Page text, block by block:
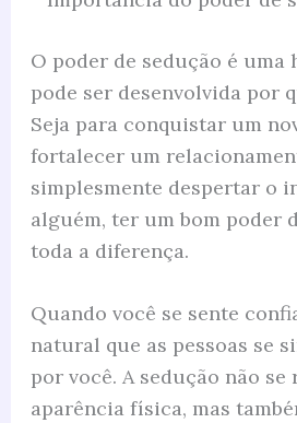
O poder de sedução é uma
pode ser desenvolvida por
Seja para conquistar um
fortalecer um
simplesmente despertar o
alguém, ter um bom poder
toda a diferença.
Quando você se sente
natural que as pessoas se
por você. A sedução não se
aparência física, mas